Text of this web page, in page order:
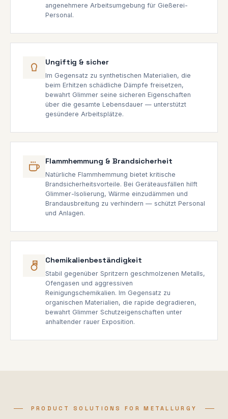
angenehmere Arbeitsumgebung für Gießerei-
Personal.
Ungiftig & sicher
Im Gegensatz zu synthetischen Materialien, die
beim Erhitzen schädliche Dämpfe freisetzen,
bewahrt Glimmer seine sicheren Eigenschaften
über die gesamte Lebensdauer — unterstützt
gesündere Arbeitsplätze.
Flammhemmung & Brandsicherheit
Natürliche Flammhemmung bietet kritische
Brandsicherheitsvorteile. Bei Geräteausfällen hilft
Glimmer-Isolierung, Wärme einzudämmen und
Brandausbreitung zu verhindern — schützt Personal
und Anlagen.
Chemikalienbeständigkeit
Stabil gegenüber Spritzern geschmolzenen Metalls,
Ofengasen und aggressiven
Reinigungschemikalien. Im Gegensatz zu
organischen Materialien, die rapide degradieren,
bewahrt Glimmer Schutzeigenschaften unter
anhaltender rauer Exposition.
PRODUCT SOLUTIONS FOR METALLURGY